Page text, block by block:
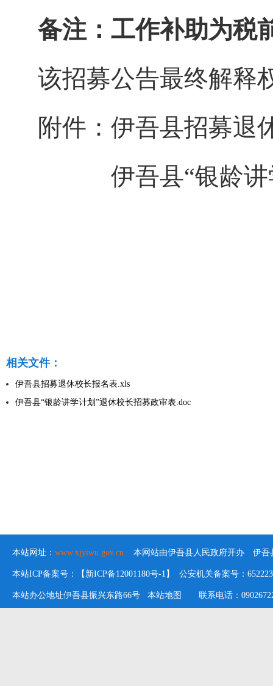
备注：工作补助为税
该招募公告最终解释
附件：伊吾县招募退
伊吾县“银龄
相关文件：
伊吾县招募退休校长报名表.xls
伊吾县“银龄讲学计划”退休校长招募政审表.doc
本站网址： www.xjyiwu.gov.cn 本网站由伊吾县人民政府开办 伊吾
本站ICP备案号：【新ICP备12001180号-1】 公安机关备案号：
本站办公地址伊吾县振兴东路66号 本站地图 联系电话：